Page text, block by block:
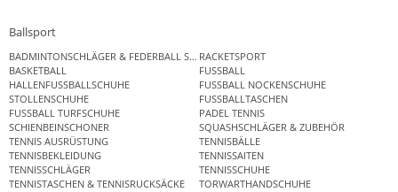
Ballsport
BADMINTONSCHLÄGER & FEDERBALL SETSRACKETSPORT
BASKETBALL
FUSSBALL
HALLENFUSSBALLSCHUHE
FUSSBALL NOCKENSCHUHE
STOLLENSCHUHE
FUSSBALLTASCHEN
FUSSBALL TURFSCHUHE
PADEL TENNIS
SCHIENBEINSCHONER
SQUASHSCHLÄGER & ZUBEHÖR
TENNIS AUSRÜSTUNG
TENNISBÄLLE
TENNISBEKLEIDUNG
TENNISSAITEN
TENNISSCHLÄGER
TENNISSCHUHE
TENNISTASCHEN & TENNISRUCKSÄCKE
TORWARTHANDSCHUHE